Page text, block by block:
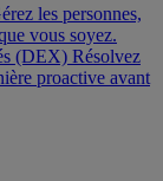
les personnes,
vous soyez.
(DEX) Résolvez
proactive avant